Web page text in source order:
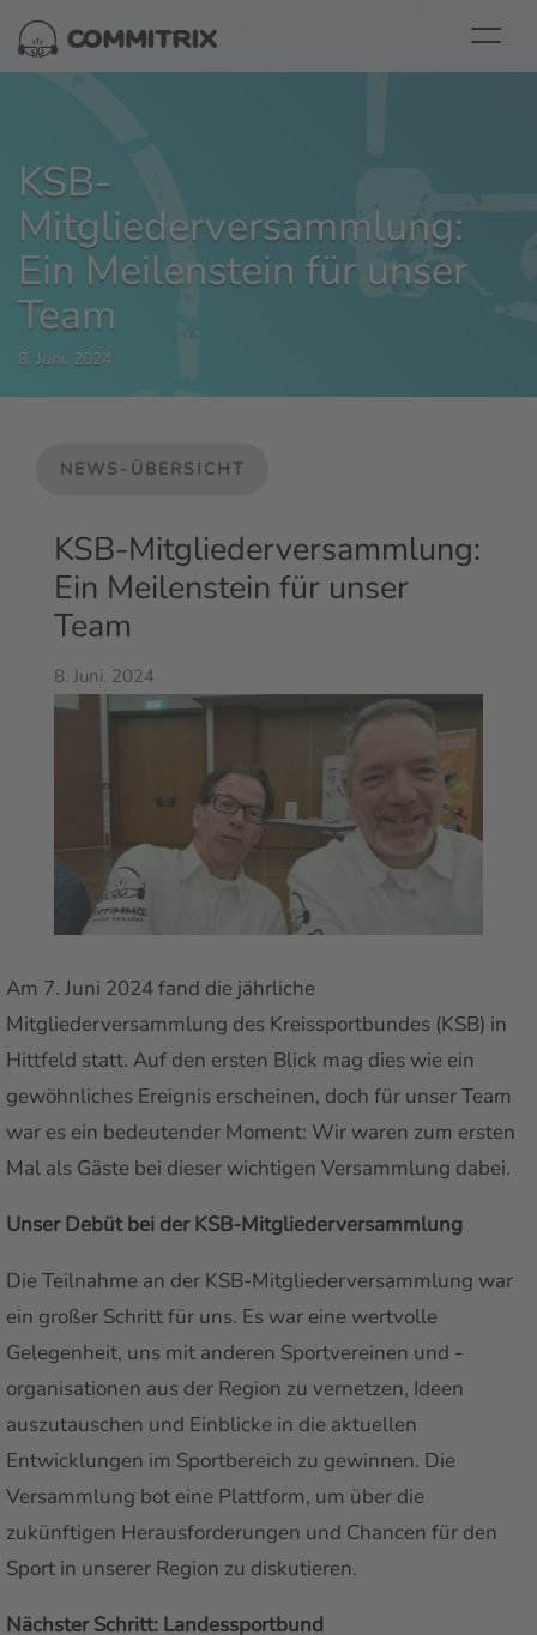
KSB-
Mitgliederversammlung:
Ein Meilenstein für unser
Team
8. Juni. 2024
NEWS-ÜBERSICHT
KSB-Mitgliederversammlung:
Ein Meilenstein für unser
Team
8. Juni. 2024
Am 7. Juni 2024 fand die jährliche
Mitgliederversammlung des Kreissportbundes (KSB) in
Hittfeld statt. Auf den ersten Blick mag dies wie ein
gewöhnliches Ereignis erscheinen, doch für unser Team
war es ein bedeutender Moment: Wir waren zum ersten
Mal als Gäste bei dieser wichtigen Versammlung dabei.
Unser Debüt bei der KSB-Mitgliederversammlung
Die Teilnahme an der KSB-Mitgliederversammlung war
ein großer Schritt für uns. Es war eine wertvolle
Gelegenheit, uns mit anderen Sportvereinen und -
organisationen aus der Region zu vernetzen, Ideen
auszutauschen und Einblicke in die aktuellen
Entwicklungen im Sportbereich zu gewinnen. Die
Versammlung bot eine Plattform, um über die
zukünftigen Herausforderungen und Chancen für den
Sport in unserer Region zu diskutieren.
Nächster Schritt: Landessportbund